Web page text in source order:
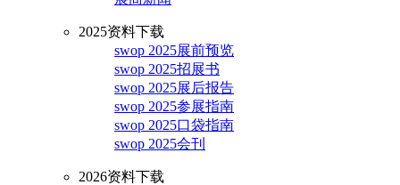
2025资料下载
swop 2025展前预览
swop 2025招展书
swop 2025展后报告
swop 2025参展指南
swop 2025口袋指南
swop 2025会刊
2026资料下载